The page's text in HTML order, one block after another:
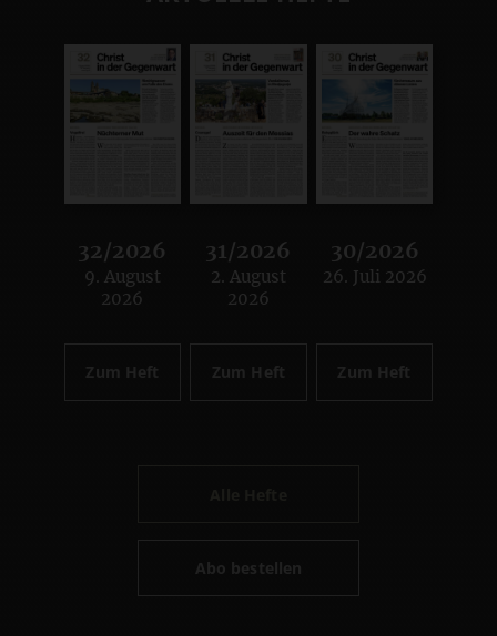
32/2026
:
9. August
2026
Zum Heft
31/2026
:
2. August
2026
Zum Heft
30/2026
:
26. Juli 2026
Zum Heft
Abo bestellen